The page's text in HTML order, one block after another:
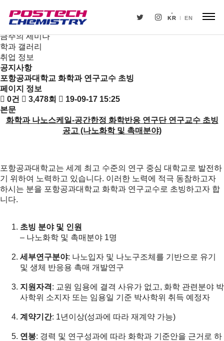
KR EN
뉴스
공지사항
금주의 세미나
학과 갤러리
취업 정보
공지사항
포항공과대학교 화학과 연구교수 초빙
페이지 정보
0건
3,478회
19-09-17 15:25
본문
화학과 나노스케일-공간한정 화학반응 연구단 연구교수 초빙
공고 (나노화학 및 촉매분야)
포항공과대학교는 세계 최고 수준의 연구 중심 대학교로 발전하
기 위하여 노력하고 있습니다. 이러한 노력에 적극 동참하고자
하시는 분을 포항공과대학교 화학과 연구교수로 초빙하고자 합
니다.
초빙 분야 및 인원
– 나노화학 및 촉매분야 1명
세부연구분야: 나노입자 및 나노구조체를 기반으로 유기
및 생체 반응용 촉매 개발연구
지원자격 : 교원 임용에 결격 사유가 없고, 화학 관련분야 박
사학위 소지자 또는 임용일 기준 박사학위 취득 예정자
계약기간: 1년이상(성과에 따라 재계약 가능)
연봉: 경력 및 연구성과에 따라 화학과 기준안을 근거로 하